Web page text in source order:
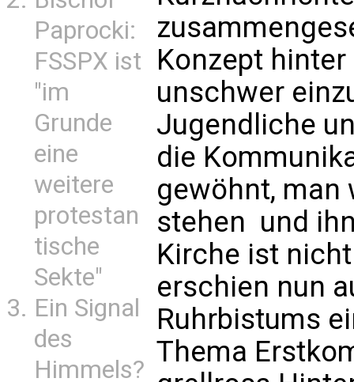
Paprocki:
FSSPX ist
"im
Grunde
eine
weitere
protestan
tische
Sekte"
Ein Signal
des
Himmels?
Konzept
unschwer
Jugendliche
die
gewöhnt, man
stehen  und
Kirche ist
erschien nun
Ruhrbistums
Thema